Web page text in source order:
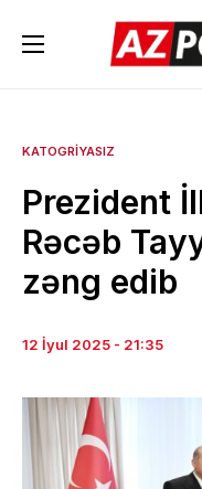
KATOGRIYASIZ
Prezident
Rəcəb
zəng edib
12 İyul 2025 - 21:35